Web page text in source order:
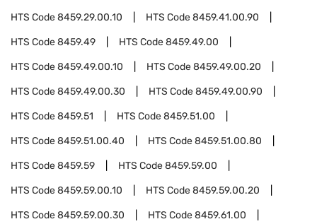
HTS Code8459.29.00.10 HTS Code8459.41.00.90
HTS Code8459.49 HTS Code8459.49.00
HTS Code8459.49.00.10 HTS Code8459.49.00.20
HTS Code8459.49.00.30 HTS Code8459.49.00.90
HTS Code8459.51 HTS Code8459.51.00
HTS Code8459.51.00.40 HTS Code8459.51.00.80
HTS Code8459.59 HTS Code8459.59.00
HTS Code8459.59.00.10 HTS Code8459.59.00.20
HTS Code8459.59.00.30 HTS Code8459.61.00